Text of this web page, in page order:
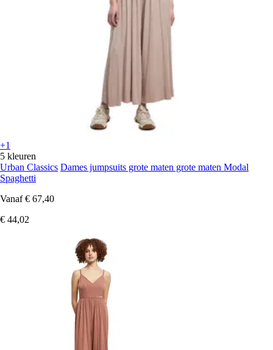
+1
5 kleuren
Urban Classics Dames jumpsuits grote maten grote maten Modal
Spaghetti
Vanaf € 67,40
€ 44,02